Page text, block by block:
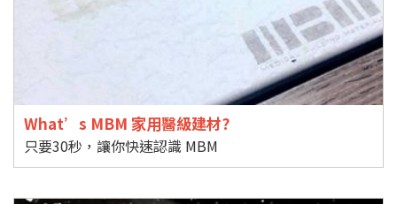
What’s MBM 家用醫級建材?
只要30秒，讓你快速認識 MBM